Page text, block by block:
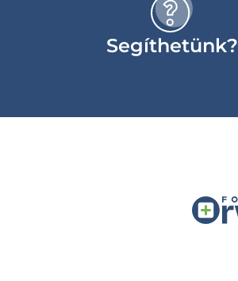
Segíthetünk?